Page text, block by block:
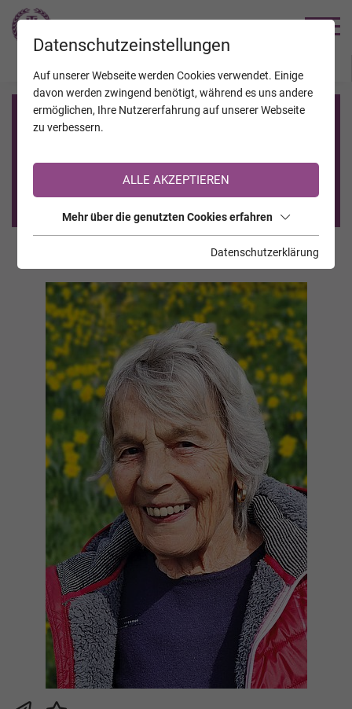
Registrierung auf TrauerHilfe.it
Sie sind noch nicht auf TrauerHilfe.it registriert?
>> zur kostenlosen Registrierung <<
Datenschutzeinstellungen
Auf unserer Webseite werden Cookies verwendet. Einige
davon werden zwingend benötigt, während es uns andere
ermöglichen, Ihre Nutzererfahrung auf unserer Webseite
zu verbessern.
ALLE AKZEPTIEREN
Mehr über die genutzten Cookies erfahren
Datenschutzerklärung
JAHRESTAGE KALENDER VERSTORBENE